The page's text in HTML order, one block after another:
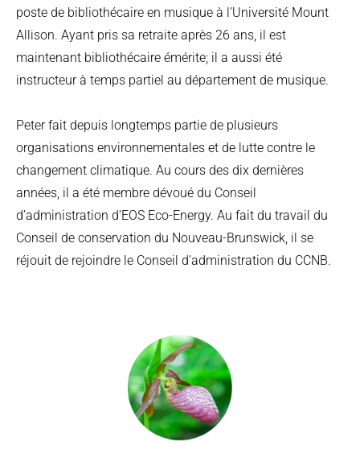
poste de bibliothécaire en musique à l’Université Mount
Allison. Ayant pris sa retraite après 26 ans, il est
maintenant bibliothécaire émérite; il a aussi été
instructeur à temps partiel au département de musique.
Peter fait depuis longtemps partie de plusieurs
organisations environnementales et de lutte contre le
changement climatique. Au cours des dix dernières
années, il a été membre dévoué du Conseil
d’administration d’EOS Eco-Energy. Au fait du travail du
Conseil de conservation du Nouveau-Brunswick, il se
réjouit de rejoindre le Conseil d’administration du CCNB.